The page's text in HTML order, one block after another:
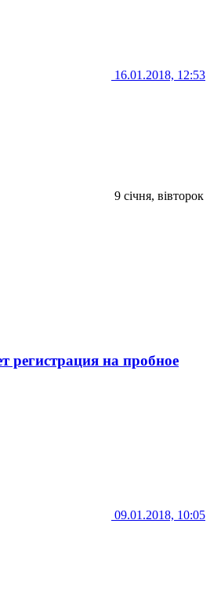
16.01.2018, 12:53
9 січня, вівторок
регистрация на пробное
09.01.2018, 10:05